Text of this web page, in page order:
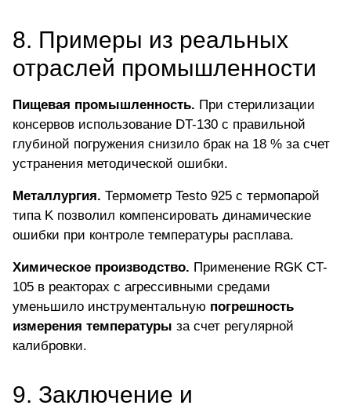
8. Примеры из реальных
отраслей промышленности
Пищевая промышленность. При стерилизации
консервов использование DT-130 с правильной
глубиной погружения снизило брак на 18 % за счет
устранения методической ошибки.
Металлургия. Термометр Testo 925 с термопарой
типа K позволил компенсировать динамические
ошибки при контроле температуры расплава.
Химическое производство. Применение RGK CT-
105 в реакторах с агрессивными средами
уменьшило инструментальную погрешность
измерения температуры за счет регулярной
калибровки.
9. Заключение и